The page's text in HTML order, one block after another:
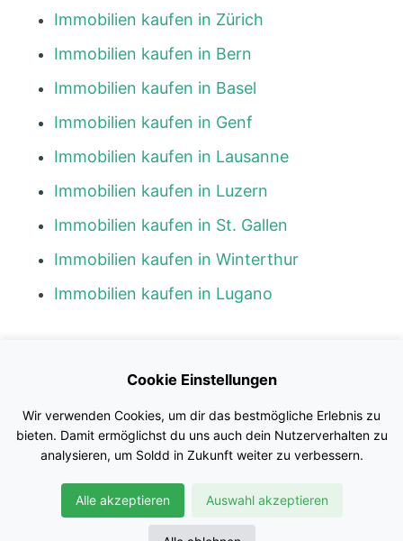
Immobilien kaufen in Zürich
Immobilien kaufen in Bern
Immobilien kaufen in Basel
Immobilien kaufen in Genf
Immobilien kaufen in Lausanne
Immobilien kaufen in Luzern
Immobilien kaufen in St. Gallen
Immobilien kaufen in Winterthur
Immobilien kaufen in Lugano
Impressum
Nutzungsbedingungen
Datenschutz
© Soldd GmbH
Cookie Einstellungen
Wir verwenden Cookies, um dir das bestmögliche Erlebnis zu
bieten. Damit ermöglichst du uns auch dein Nutzerverhalten zu
analysieren, um Soldd in Zukunft weiter zu verbessern.
Alle akzeptieren Auswahl akzeptieren